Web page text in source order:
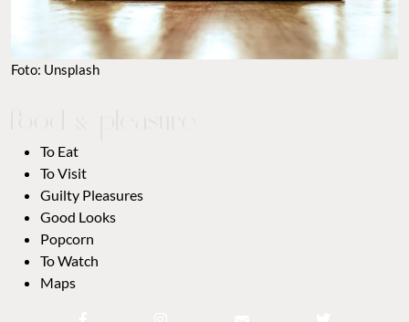
Foto: Unsplash
To Eat
To Visit
Guilty Pleasures
Good Looks
Popcorn
To Watch
Maps